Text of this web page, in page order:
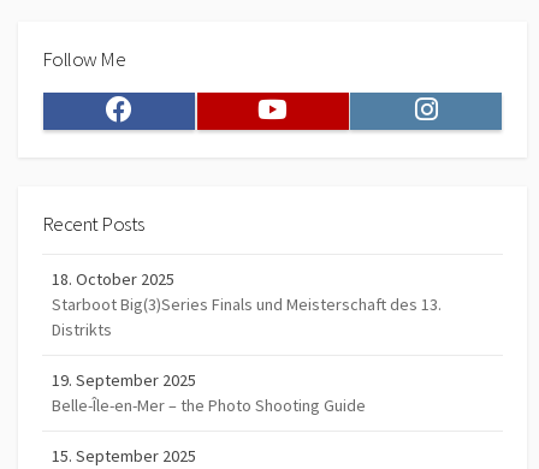
Follow Me
Facebook Instagram
Recent Posts
18. October 2025
Starboot Big(3)Series Finals und Meisterschaft des 13.
Distrikts
19. September 2025
Belle-Île-en-Mer – the Photo Shooting Guide
15. September 2025